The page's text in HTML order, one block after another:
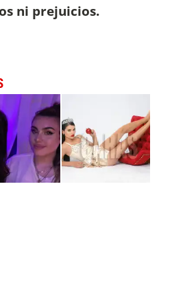
ni prejuicios.